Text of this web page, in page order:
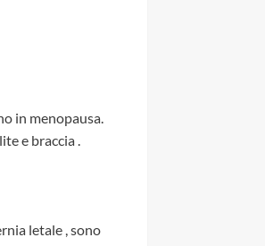
in menopausa.
e braccia .
letale , sono